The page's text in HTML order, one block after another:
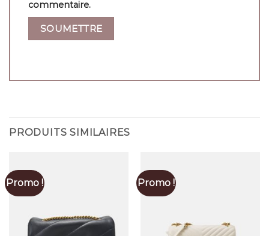
commentaire.
PRODUITS SIMILAIRES
Promo ! Promo !